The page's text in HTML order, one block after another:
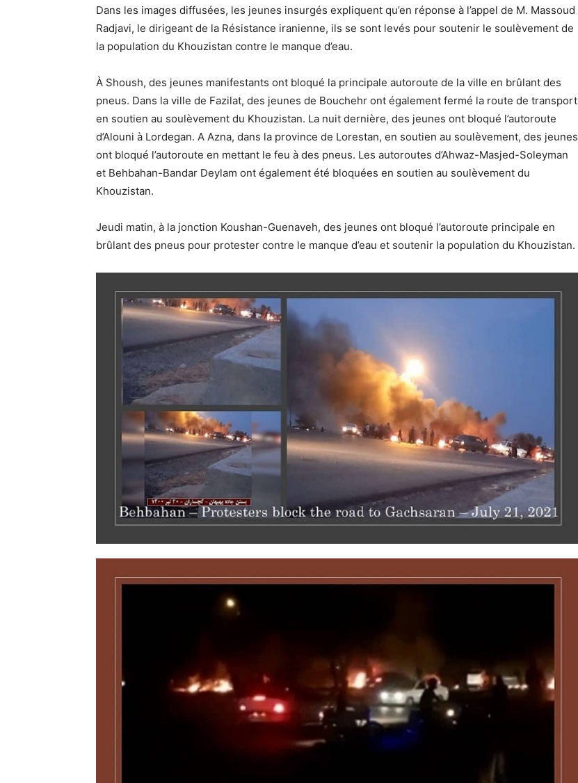
Dans les images diffusées, les jeunes insurgés expliquent qu’en réponse à l’appel de M. Massoud
Radjavi, le dirigeant de la Résistance iranienne, ils se sont levés pour soutenir le soulèvement de
la population du Khouzistan contre le manque d’eau.
À Shoush, des jeunes manifestants ont bloqué la principale autoroute de la ville en brûlant des
pneus. Dans la ville de Fazilat, des jeunes de Bouchehr ont également fermé la route de transport
en soutien au soulèvement du Khouzistan. La nuit dernière, des jeunes ont bloqué l’autoroute
d’Alouni à Lordegan. A Azna, dans la province de Lorestan, en soutien au soulèvement, des jeunes
ont bloqué l’autoroute en mettant le feu à des pneus. Les autoroutes d’Ahwaz-Masjed-Soleyman
et Behbahan-Bandar Deylam ont également été bloquées en soutien au soulèvement du
Khouzistan.
Jeudi matin, à la jonction Koushan-Guenaveh, des jeunes ont bloqué l’autoroute principale en
brûlant des pneus pour protester contre le manque d’eau et soutenir la population du Khouzistan.